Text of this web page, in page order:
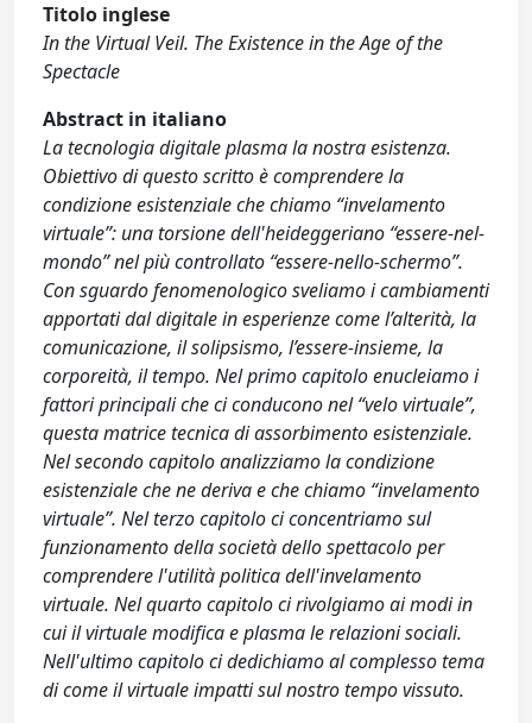
Titolo inglese
In the Virtual Veil. The Existence in the Age of the
Spectacle
Abstract in italiano
La tecnologia digitale plasma la nostra esistenza.
Obiettivo di questo scritto è comprendere la
condizione esistenziale che chiamo “invelamento
virtuale”: una torsione dell'heideggeriano “essere-nel-
mondo” nel più controllato “essere-nello-schermo”.
Con sguardo fenomenologico sveliamo i cambiamenti
apportati dal digitale in esperienze come l’alterità, la
comunicazione, il solipsismo, l’essere-insieme, la
corporeità, il tempo. Nel primo capitolo enucleiamo i
fattori principali che ci conducono nel “velo virtuale”,
questa matrice tecnica di assorbimento esistenziale.
Nel secondo capitolo analizziamo la condizione
esistenziale che ne deriva e che chiamo “invelamento
virtuale”. Nel terzo capitolo ci concentriamo sul
funzionamento della società dello spettacolo per
comprendere l'utilità politica dell'invelamento
virtuale. Nel quarto capitolo ci rivolgiamo ai modi in
cui il virtuale modifica e plasma le relazioni sociali.
Nell'ultimo capitolo ci dedichiamo al complesso tema
di come il virtuale impatti sul nostro tempo vissuto.